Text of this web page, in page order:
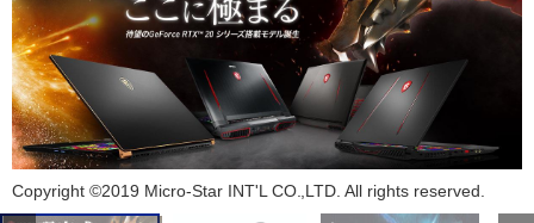
Copyright ©2019 Micro-Star INT'L CO.,LTD. All rights reserved.